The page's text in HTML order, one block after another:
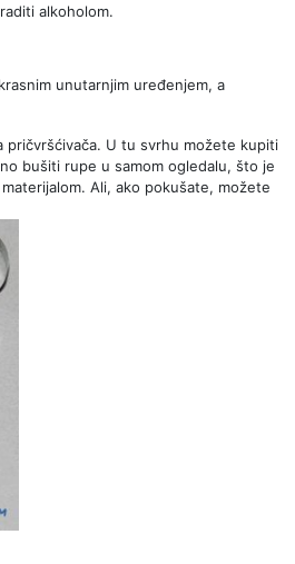
alkoholom.
unutarnjim uređenjem, a
pričvršćivača. U tu svrhu možete kupiti
bušiti rupe u samom ogledalu, što je
Ali, ako pokušate, možete